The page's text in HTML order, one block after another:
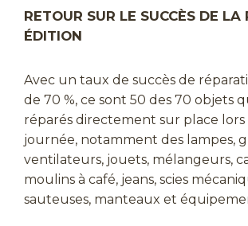
RETOUR SUR LE SUCCÈS DE LA
ÉDITION
Avec un taux de succès de
de 70 %, ce sont 50 des 70 objets
réparés directement sur place
journée, notamment des lampes,
ventilateurs, jouets, mélangeurs,
moulins à café, jeans, scies
sauteuses, manteaux et